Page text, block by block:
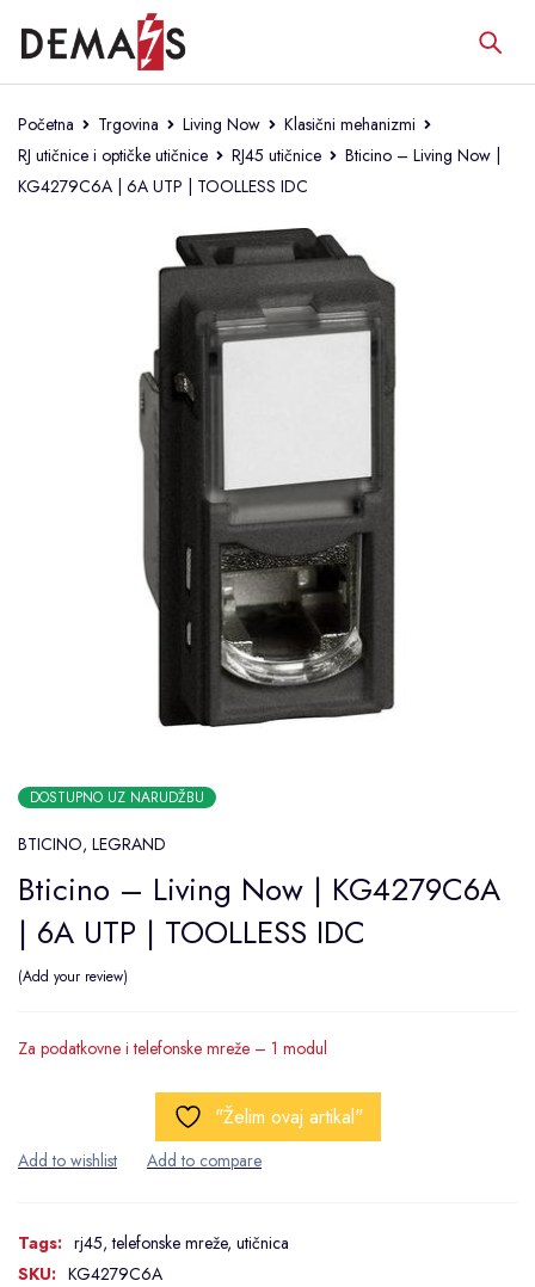
Početna Trgovina Living Now
Klasični mehanizmi
RJ utičnice i optičke utičnice
RJ45 utičnice
Bticino – Living Now |
KG4279C6A | 6A UTP | TOOLLESS IDC
DOSTUPNO UZ NARUDŽBU
BTICINO, LEGRAND
Bticino – Living Now | KG4279C6A
| 6A UTP | TOOLLESS IDC
Add your review
Za podatkovne i telefonske mreže – 1 modul
"Želim ovaj artikal"
Tags: rj45,telefonske mreže, utičnica
SKU: KG4279C6A